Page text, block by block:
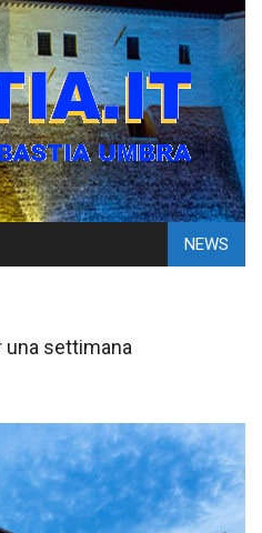
NEWS
una settimana